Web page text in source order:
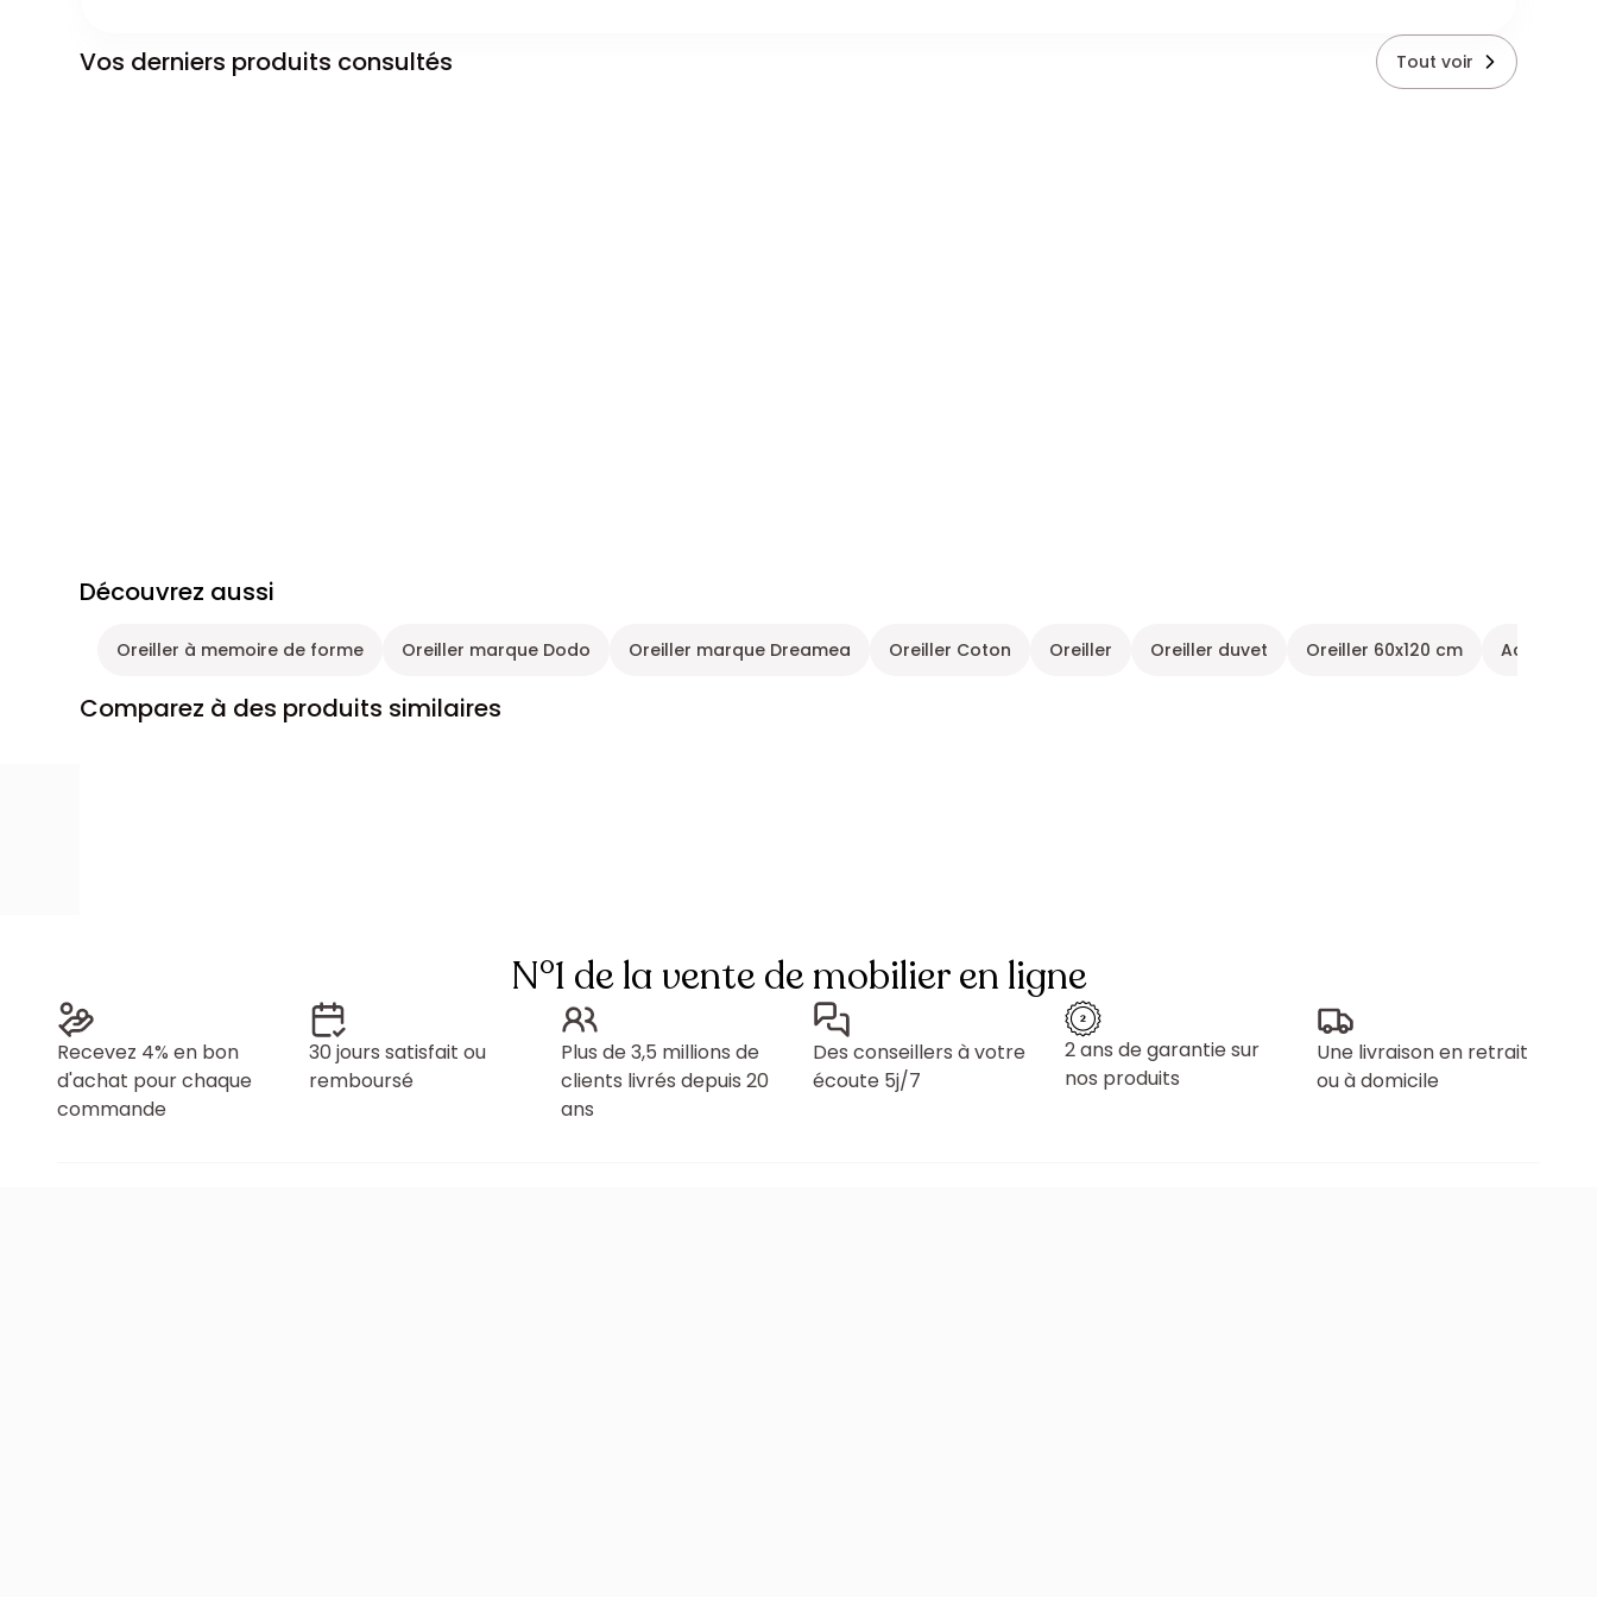
Vos derniers produits consultés Tout voir
Découvrez aussi
Oreiller à memoire de forme Oreiller marque Dodo Oreiller marque Dreamea Oreiller Coton Oreiller Oreiller duvet Oreiller 60x120 cm
Comparez à des produits similaires
N°1 de la vente de mobilier en ligne
Recevez 4% en bon
d'achat pour chaque
commande
30 jours satisfait ou
remboursé
Plus de 3,5 millions de
clients livrés depuis 20
ans
Des conseillers à votre
écoute 5j/7
2 ans de garantie sur
nos produits
Une livraison en retrait
ou à domicile